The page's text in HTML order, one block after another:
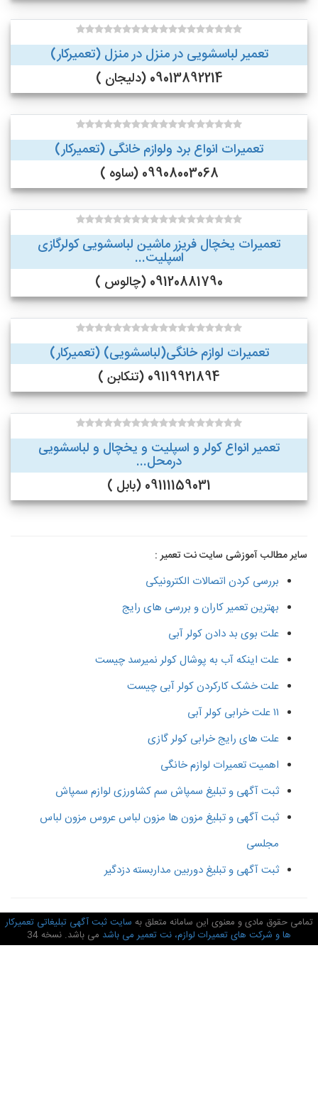
تعمیر لباسشویی در منزل در منزل (تعمیرکار)
09013892214 (دلیجان )
تعمیرات انواع برد ولوازم خانگی (تعمیرکار)
09908003068 (ساوه )
تعمیرات یخچال فریزر ماشین لباسشویی کولرگازی
اسپلیت...
09120881790 (چالوس )
تعمیرات لوازم خانگی(لباسشویی) (تعمیرکار)
09119921894 (تنکابن )
تعمیر انواع کولر و اسپلیت و یخچال و لباسشویی
درمحل...
09111159031 (بابل )
سایر مطالب آموزشی سایت نت تعمیر :
بررسی کردن اتصالات الکترونیکی
بهترین تعمیر کاران و بررسی های رایج
علت بوی بد دادن کولر آبی
علت اینکه آب به پوشال کولر نمیرسد چیست
علت خشک کارکردن کولر آبی چیست
۱۱ علت خرابی کولر آبی
علت های رایج خرابی کولر گازی
اهمیت تعمیرات لوازم خانگی
ثبت آگهی و تبلیغ سمپاش سم کشاورزی لوازم سمپاش
ثبت آگهی و تبلیغ مزون ها مزون لباس عروس مزون لباس
مجلسی
ثبت آگهی و تبلیغ دوربین مداربسته دزدگیر
حقوق مادی و معنوی این سامانه متعلق به سایت ثبت آگهی تبلیغاتی تعمیرکار
ها و شرکت های تعمیرات لوازم، نت تعمیر می باشدمی باشد. نسخه 34